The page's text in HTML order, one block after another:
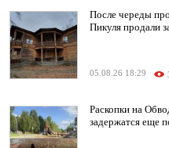
После череды
Пикуля продали
05.08.26 18:29
Раскопки на
задержатся еще